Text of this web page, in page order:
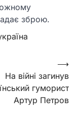
зброю.
На війні загинув
гуморист
Артур Петров
⟶